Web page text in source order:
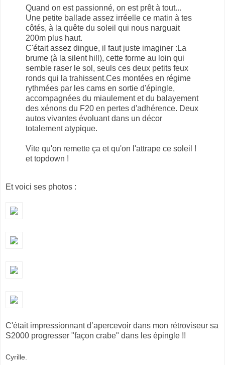
Quand on est passionné, on est prêt à tout...
Une petite ballade assez irréelle ce matin à tes
côtés, à la quête du soleil qui nous narguait
200m plus haut.
C'était assez dingue, il faut juste imaginer : La
brume (à la silent hill), cette forme au loin qui
semble raser le sol, seuls ces deux petits feux
ronds qui la trahissent.Ces montées en régime
rythmées par les cams en sortie d'épingle,
accompagnées du miaulement et du balayement
des xénons du F20 en pertes d'adhérence. Deux
autos vivantes évoluant dans un décor
totalement atypique.
Vite qu'on remette ça et qu'on l'attrape ce soleil !
et topdown !
Et voici ses photos :
C'était impressionnant d’apercevoir dans mon rétroviseur sa
S2000 progresser "façon crabe" dans les épingle !!
Cyrille.